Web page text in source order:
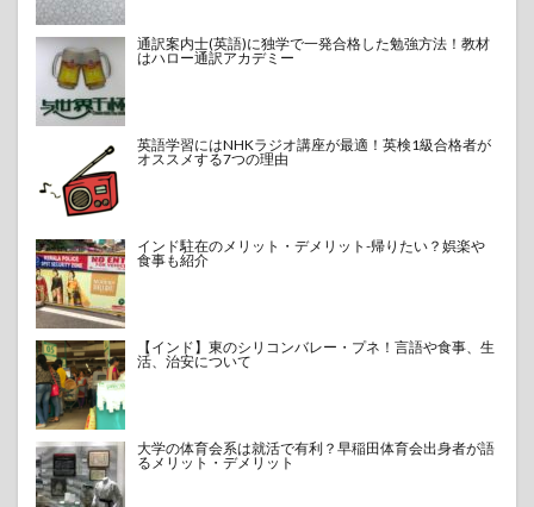
通訳案内士(英語)に独学で一発合格した勉強方法！教材
はハロー通訳アカデミー
英語学習にはNHKラジオ講座が最適！英検1級合格者が
オススメする7つの理由
インド駐在のメリット・デメリット-帰りたい？娯楽や
食事も紹介
【インド】東のシリコンバレー・プネ！言語や食事、生
活、治安について
大学の体育会系は就活で有利？早稲田体育会出身者が語
るメリット・デメリット